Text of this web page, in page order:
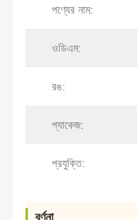
পণ্যের নাম:
ওডিএম:
রঙ:
প্যাকেজ:
প্রযুক্তি: